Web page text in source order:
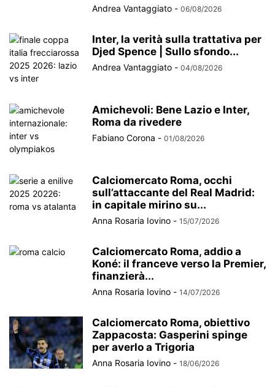
Andrea Vantaggiato - 06/08/2026
Inter, la verità sulla trattativa per
Djed Spence | Sullo sfondo...
Andrea Vantaggiato - 04/08/2026
Amichevoli: Bene Lazio e Inter,
Roma da rivedere
Fabiano Corona - 01/08/2026
Calciomercato Roma, occhi
sull’attaccante del Real Madrid:
in capitale mirino su...
Anna Rosaria Iovino - 15/07/2026
Calciomercato Roma, addio a
Koné: il franceve verso la Premier,
finanzierà...
Anna Rosaria Iovino - 14/07/2026
Calciomercato Roma, obiettivo
Zappacosta: Gasperini spinge
per averlo a Trigoria
Anna Rosaria Iovino - 18/06/2026